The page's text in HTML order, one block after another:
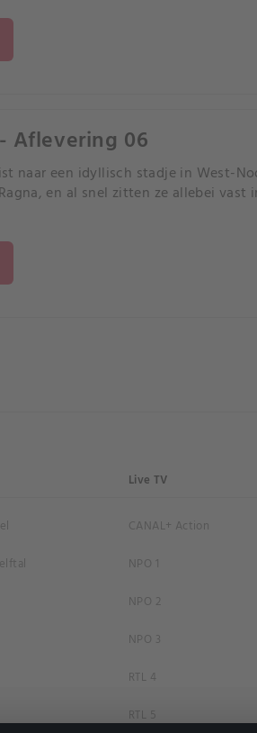
Aflevering 06
naar een idyllisch stadje in West-
en al snel zitten ze allebei
Live TV
CANAL+ Action
NPO 1
NPO 2
NPO 3
RTL 4
RTL 5